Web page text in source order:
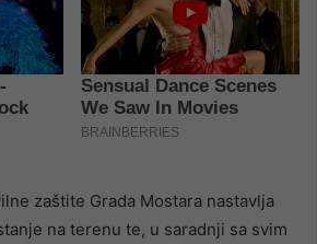
zaštite Grada Mostara nastavlja
na terenu te, u saradnji sa svim